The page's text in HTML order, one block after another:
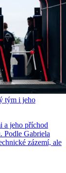
tým i jeho
a jeho příchod
Podle Gabriela
zázemí, ale